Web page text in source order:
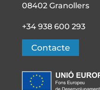
08402 Granollers
+34 938 600 293
Contacte